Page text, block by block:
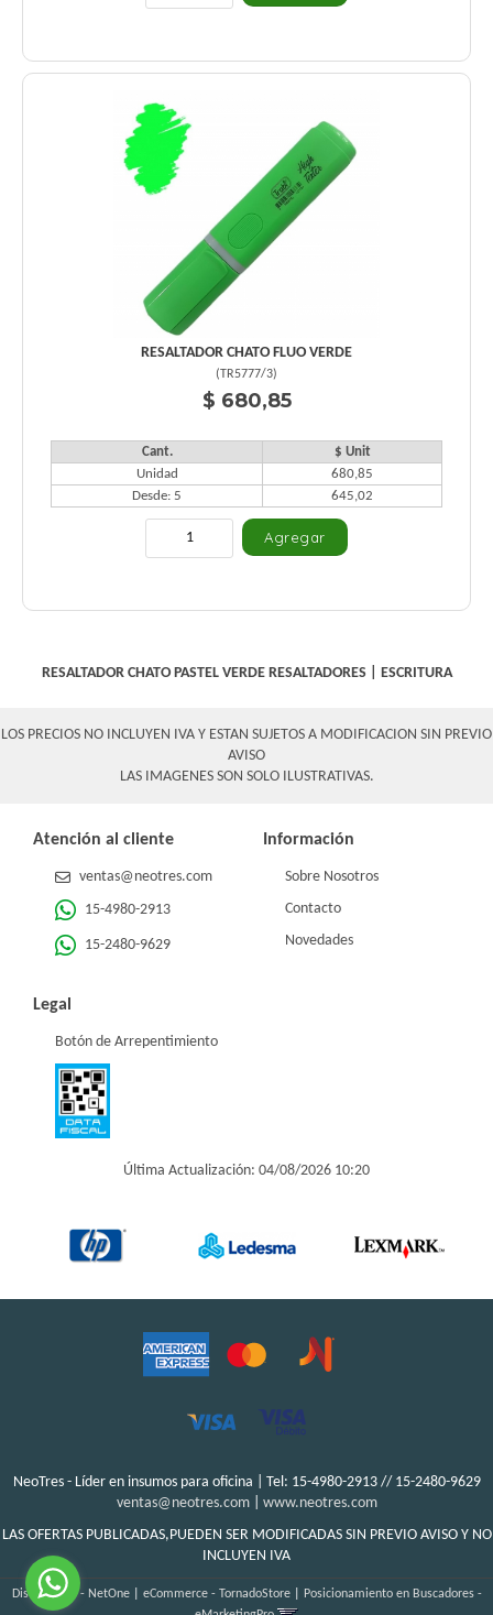
RESALTADOR CHATO FLUO VERDE
( TR5777/3)
$ 680,85
Cant.
$ Unit
Unidad
680,85
Desde: 5
645,02
RESALTADOR CHATO PASTEL VERDE RESALTADORES ESCRITURA
LOS PRECIOS NO INCLUYEN IVA Y ESTAN SUJETOS A MODIFICACION SIN PREVIO
AVISO
LAS IMAGENES SON SOLO ILUSTRATIVAS.
Atención al cliente
ventas@neotres.com
15-4980-2913
15-2480-9629
Información
Sobre Nosotros
Contacto
Novedades
Legal
Botón de Arrepentimiento
Última Actualización: 04/08/2026 10:20
NeoTres - Líder en insumos para oficina | Tel: 15-4980-2913 // 15-2480-9629
ventas@neotres.com| www.neotres.com
LAS OFERTAS PUBLICADAS,PUEDEN SER MODIFICADAS SIN PREVIO AVISO Y NO
INCLUYEN IVA
Diseño Web - NetOne| eCommerce - TornadoStore|
Posicionamiento en Buscadores -